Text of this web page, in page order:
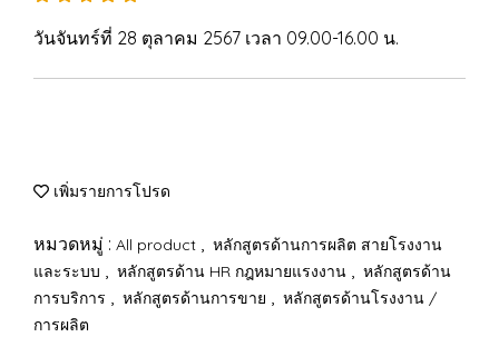
วันจันทร์ที่ 28 ตุลาคม 2567 เวลา 09.00-16.00 น.
เพิ่มรายการโปรด
หมวดหมู่ : All product , หลักสูตรด้านการผลิต สายโรงงาน
และระบบ , หลักสูตรด้าน HR กฎหมายแรงงาน , หลักสูตรด้าน
การบริการ , หลักสูตรด้านการขาย , หลักสูตรด้านโรงงาน /
การผลิต